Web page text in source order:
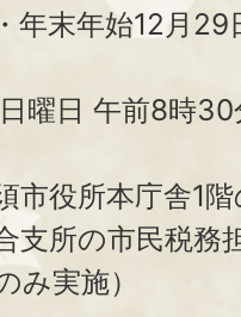
年末年始12月
曜日 午前8時
市役所本庁舎1
支所の市民税務
み実施）